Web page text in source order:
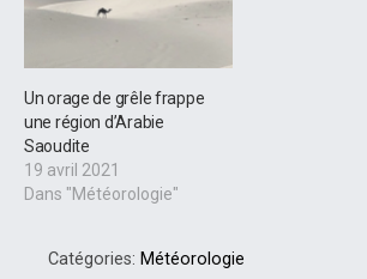
Un orage de grêle frappe
une région d’Arabie
Saoudite
19 avril 2021
Dans "Météorologie"
Catégories: Météorologie